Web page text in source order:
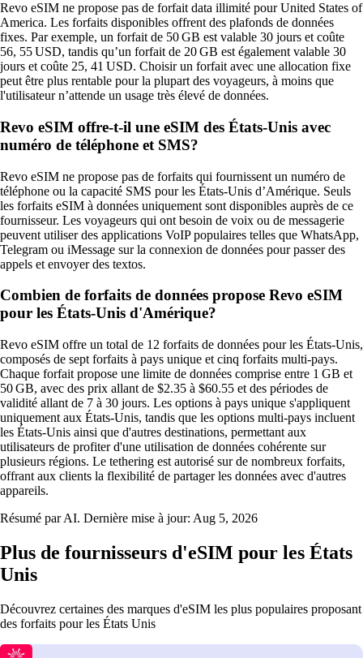
Revo eSIM ne propose pas de forfait data illimité pour United States of
America. Les forfaits disponibles offrent des plafonds de données
fixes. Par exemple, un forfait de 50 GB est valable 30 jours et coûte
56, 55 USD, tandis qu’un forfait de 20 GB est également valable 30
jours et coûte 25, 41 USD. Choisir un forfait avec une allocation fixe
peut être plus rentable pour la plupart des voyageurs, à moins que
l'utilisateur n’attende un usage très élevé de données.
Revo eSIM offre-t-il une eSIM des États-Unis avec
numéro de téléphone et SMS?
Revo eSIM ne propose pas de forfaits qui fournissent un numéro de
téléphone ou la capacité SMS pour les États‑Unis d’Amérique. Seuls
les forfaits eSIM à données uniquement sont disponibles auprès de ce
fournisseur. Les voyageurs qui ont besoin de voix ou de messagerie
peuvent utiliser des applications VoIP populaires telles que WhatsApp,
Telegram ou iMessage sur la connexion de données pour passer des
appels et envoyer des textos.
Combien de forfaits de données propose Revo eSIM
pour les États-Unis d'Amérique?
Revo eSIM offre un total de 12 forfaits de données pour les États-Unis,
composés de sept forfaits à pays unique et cinq forfaits multi-pays.
Chaque forfait propose une limite de données comprise entre 1 GB et
50 GB, avec des prix allant de $2.35 à $60.55 et des périodes de
validité allant de 7 à 30 jours. Les options à pays unique s'appliquent
uniquement aux États-Unis, tandis que les options multi-pays incluent
les États-Unis ainsi que d'autres destinations, permettant aux
utilisateurs de profiter d'une utilisation de données cohérente sur
plusieurs régions. Le tethering est autorisé sur de nombreux forfaits,
offrant aux clients la flexibilité de partager les données avec d'autres
appareils.
Résumé par AI. Dernière mise à jour: Aug 5, 2026
Plus de fournisseurs d'eSIM pour les États
Unis
Découvrez certaines des marques d'eSIM les plus populaires proposant
des forfaits pour les États Unis